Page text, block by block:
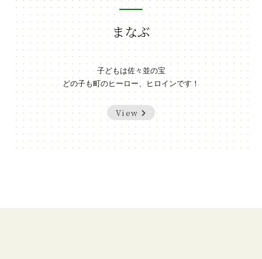
まなぶ
子どもは佐々並の宝
どの子も町のヒーロー、ヒロインです！
View